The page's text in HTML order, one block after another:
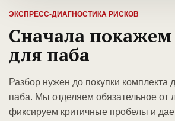
ЭКСПРЕСС-ДИАГНОСТИКА РИСКОВ
Сначала
для паба
Разбор нужен до покупки комплекта
паба. Мы отделяем обязательное от
фиксируем критичные пробелы и